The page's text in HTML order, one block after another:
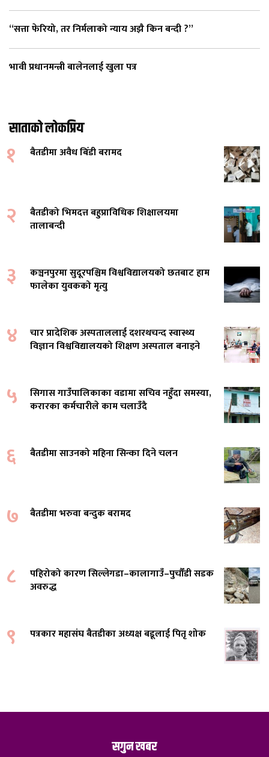
“सत्ता फेरियो, तर निर्मलाको न्याय अझै किन बन्दी ?”
भावी प्रधानमन्त्री बालेनलाई खुला पत्र
साताको लोकप्रिय
१ बैतडीमा अवैध बिँडी बरामद
२
बैतडीको भिमदत्त बहुप्राविधिक शिक्षालयमा
तालाबन्दी
३
कञ्चनपुरमा सुदूरपश्चिम विश्वविद्यालयको छतबाट हाम
फालेका युवकको मृत्यु
४
चार प्रादेशिक अस्पताललाई दशरथचन्द स्वास्थ्य
विज्ञान विश्वविद्यालयको शिक्षण अस्पताल बनाइने
५
सिगास गाउँपालिकाका वडामा सचिव नहुँदा समस्या,
करारका कर्मचारीले काम चलाउँदै
६ बैतडीमा साउनको महिना सिन्का दिने चलन
७ बैतडीमा भरुवा बन्दुक बरामद
८
पहिरोको कारण सिल्लेगडा–कालागाउँ–पुर्चौंडी सडक
अवरुद्ध
९ पत्रकार महासंघ बैतडीका अध्यक्ष बडूलाई पितृ शोक
सगुन खबर